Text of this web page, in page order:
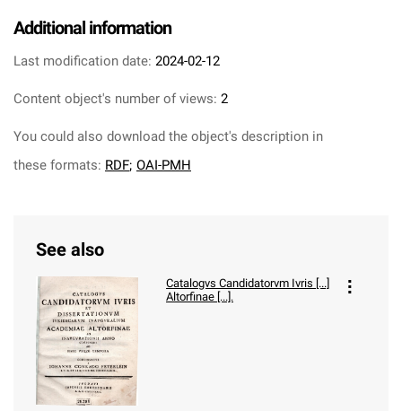
Additional information
Last modification date: 2024-02-12
Content object's number of views: 2
You could also download the object's description in
these formats: RDF; OAI-PMH
See also
Catalogvs Candidatorvm Ivris [...]
Altorfinae [...].